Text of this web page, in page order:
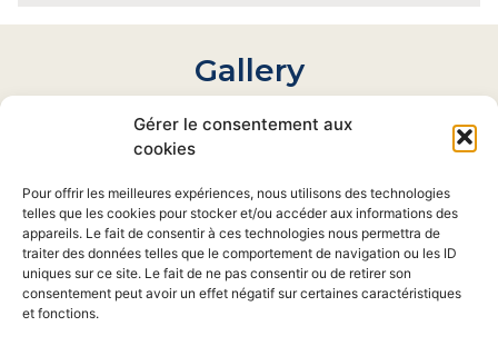
Gérer le consentement aux
cookies
Pour offrir les meilleures expériences, nous utilisons des technologies
telles que les cookies pour stocker et/ou accéder aux informations des
appareils. Le fait de consentir à ces technologies nous permettra de
traiter des données telles que le comportement de navigation ou les ID
uniques sur ce site. Le fait de ne pas consentir ou de retirer son
consentement peut avoir un effet négatif sur certaines caractéristiques
et fonctions.
Gallery